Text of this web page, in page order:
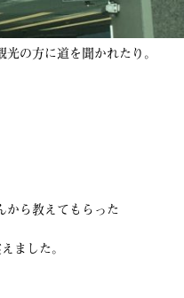
の方に道を聞かれたり。
から教えてもらった
ました。